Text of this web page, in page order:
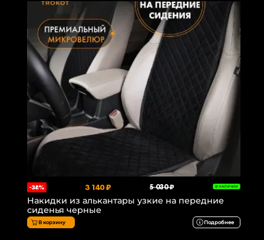
-38% 3 140 ₽ 5 030 ₽ В НАЛИЧИИ
Накидки из алькантары узкие на передние
сиденья черные
В корзину Подробнее